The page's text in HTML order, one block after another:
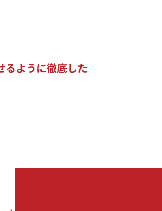
るように徹底した